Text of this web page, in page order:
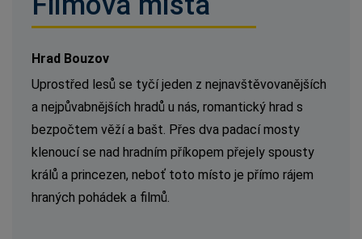
Hrad Bouzov
Uprostřed lesů se tyčí jeden z nejnavštěvovanějších
a nejpůvabnějších hradů u nás, romantický hrad s
bezpočtem věží a bašt. Přes dva padací mosty
klenoucí se nad hradním příkopem přejely spousty
králů a princezen, neboť toto místo je přímo rájem
hraných pohádek a filmů.